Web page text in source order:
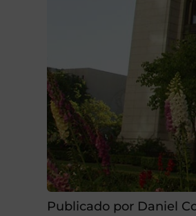
Publicado por Daniel